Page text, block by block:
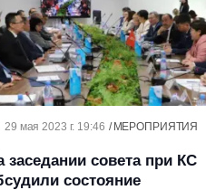
29 мая 2023 г. 19:46 МЕРОПРИЯТИЯ
заседании совета при КС
состояние